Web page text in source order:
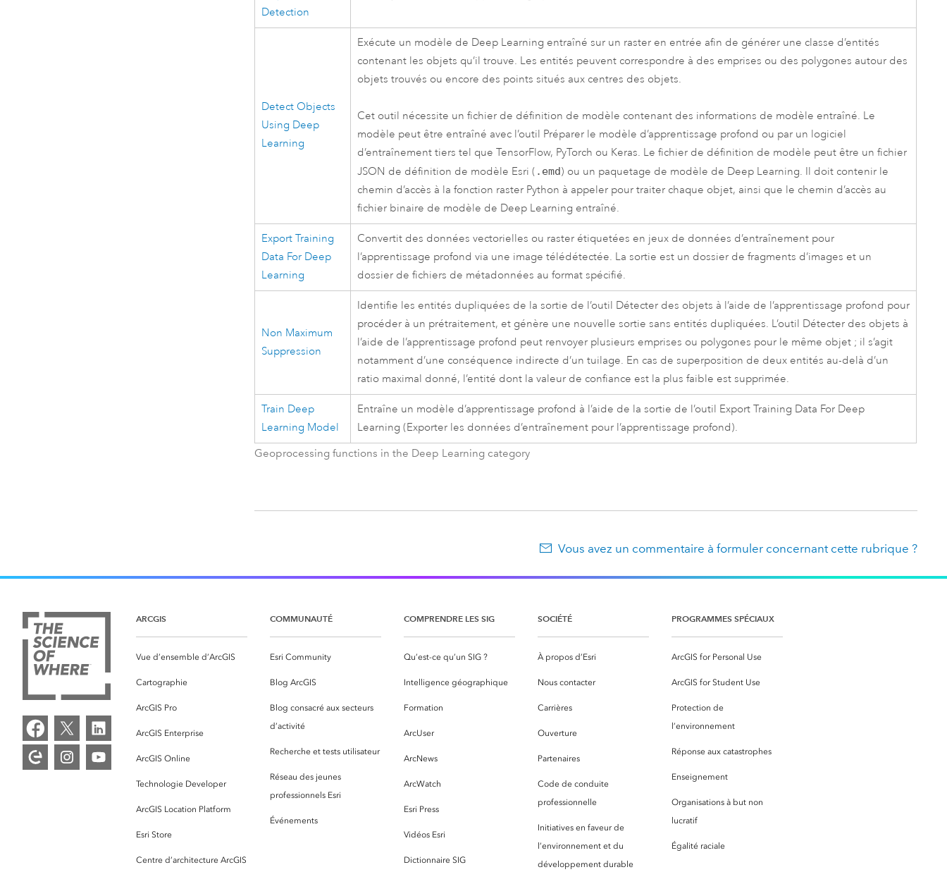
Detection
Detect Objects
Using Deep
Learning
Exécute un modèle de Deep Learning entraîné sur un raster en entrée afin de générer une classe d’entités
contenant les objets qu’il trouve. Les entités peuvent correspondre à des emprises ou des polygones autour des
objets trouvés ou encore des points situés aux centres des objets.
Cet outil nécessite un fichier de définition de modèle contenant des informations de modèle entraîné. Le
modèle peut être entraîné avec l’outil Préparer le modèle d’apprentissage profond ou par un logiciel
d’entraînement tiers tel que TensorFlow, PyTorch ou Keras. Le fichier de définition de modèle peut être un fichier
JSON de définition de modèle Esri ( .emd) ou un paquetage de modèle de Deep Learning. Il doit contenir le
chemin d’accès à la fonction raster Python à appeler pour traiter chaque objet, ainsi que le chemin d’accès au
fichier binaire de modèle de Deep Learning entraîné.
Export Training
Data For Deep
Learning
Convertit des données vectorielles ou raster étiquetées en jeux de données d’entraînement pour
l’apprentissage profond via une image télédétectée. La sortie est un dossier de fragments d’images et un
dossier de fichiers de métadonnées au format spécifié.
Non Maximum
Suppression
Identifie les entités dupliquées de la sortie de l’outil Détecter des objets à l’aide de l’apprentissage profond pour
procéder à un prétraitement, et génère une nouvelle sortie sans entités dupliquées. L’outil Détecter des objets à
l’aide de l’apprentissage profond peut renvoyer plusieurs emprises ou polygones pour le même objet ; il s’agit
notamment d’une conséquence indirecte d’un tuilage. En cas de superposition de deux entités au-delà d’un
ratio maximal donné, l’entité dont la valeur de confiance est la plus faible est supprimée.
Train Deep
Learning Model
Entraîne un modèle d’apprentissage profond à l’aide de la sortie de l’outil Export Training Data For Deep
Learning (Exporter les données d’entraînement pour l’apprentissage profond).
Geoprocessing functions in the Deep Learning category
Vous avez un commentaire à formuler concernant cette rubrique ?
ARCGIS
Vue d’ensemble d’ArcGIS
Cartographie
ArcGIS Pro
ArcGIS Enterprise
ArcGIS Online
Technologie Developer
ArcGIS Location Platform
Esri Store
Centre d’architecture ArcGIS
COMMUNAUTÉ
Esri Community
Blog ArcGIS
Blog consacré aux secteurs
d’activité
Recherche et tests utilisateur
Réseau des jeunes
professionnels Esri
Événements
COMPRENDRE LES SIG
Qu’est-ce qu’un SIG ?
Intelligence géographique
Formation
ArcUser
ArcNews
ArcWatch
Esri Press
Vidéos Esri
Dictionnaire SIG
SOCIÉTÉ
À propos d’Esri
Nous contacter
Carrières
Ouverture
Partenaires
Code de conduite
professionnelle
Initiatives en faveur de
l’environnement et du
développement durable
PROGRAMMES SPÉCIAUX
ArcGIS for Personal Use
ArcGIS for Student Use
Protection de
l’environnement
Réponse aux catastrophes
Enseignement
Organisations à but non
lucratif
Égalité raciale